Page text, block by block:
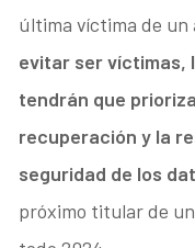
última víctima de un
evitar ser víctimas,
tendrán que
recuperación y la
seguridad de los
próximo titular de